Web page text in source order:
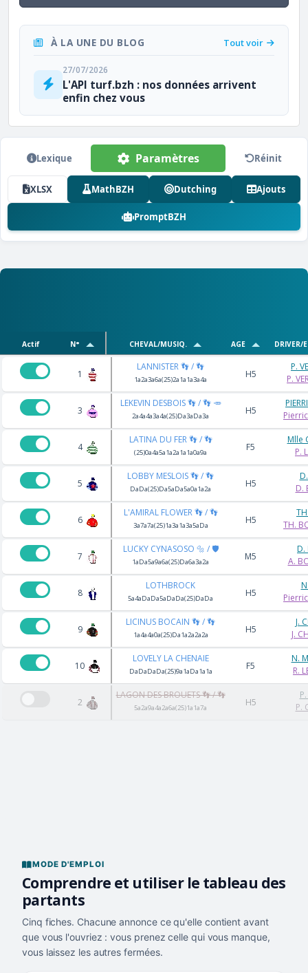
À LA UNE DU BLOG Tout voir
27/07/2026
L'API turf.bzh : nos données arrivent
enfin chez vous
Lexique Paramètres Réinit
XLSX MathBZH Dutching Ajouts
PromptBZH
Actif N° CHEVAL/MUSIQ. AGE DRIVER/
1
LANNISTER 👣 / 👣
1a2a3a6a(25)2a1a1a3a4a H5
P.
P.
3
LEKEVIN DESBOIS 👣 / 👣 🥕
2a4a4a3a4a(25)Da3aDa3a H5
4
LATINA DU FER 👣 / 👣
(25)0a4a5a1a2a1a1a0a9a F5
Mlle
P.
5
LOBBY MESLOIS 👣 / 👣
DaDa(25)Da5aDa5a0a1a2a H5
D.
6
L'AMIRAL FLOWER 👣 / 👣
3a7a7a(25)1a3a1a3a5aDa H5
TH.
7
LUCKY CYNASOSO 🔩 / 🛡️
1aDa5a9a6a(25)Da6a3a2a M5
D.
A.
8
LOTHBROCK
5a4aDaDa5aDaDa(25)DaDa H5
9
LICINUS BOCAIN 👣 / 👣
1a4a4a0a(25)Da1a2a2a2a H5
J.
J.
10
LOVELY LA CHENAIE
DaDaDaDa(25)9a1aDa1a1a F5
N.
R.
2
LAGON DES BROUETS 👣 / 👣
5a2a9a4a2a6a(25)1a1a7a H5
P.
MODE D'EMPLOI
Comprendre et utiliser le tableau des
partants
Cinq fiches. Chacune annonce ce qu'elle contient avant
que vous l'ouvriez : vous prenez celle qui vous manque,
vous laissez les autres fermées.